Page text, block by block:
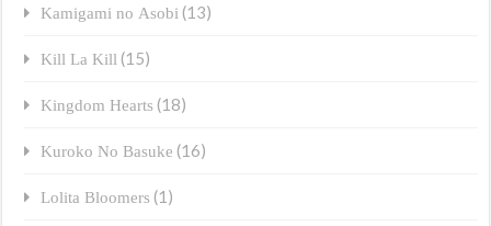
Kamigami no Asobi (13)
Kill La Kill (15)
Kingdom Hearts (18)
Kuroko No Basuke (16)
Lolita Bloomers (1)